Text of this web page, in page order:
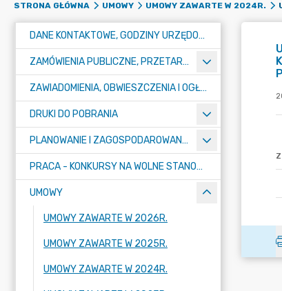
STRONA GŁÓWNA UMOWY UMOWY ZAWARTE W 2024R.
DANE KONTAKTOWE, GODZINY URZĘDOWANIA I NUMER KONTA BANKOWEGO
ZAMÓWIENIA PUBLICZNE, PRZETARGI, KONKURSY
ZAWIADOMIENIA, OBWIESZCZENIA I OGŁOSZENIA
DRUKI DO POBRANIA
PLANOWANIE I ZAGOSPODAROWANIE PRZESTRZENNE
PRACA - KONKURSY NA WOLNE STANOWISKA
UMOWY
UMOWY ZAWARTE W 2026R.
UMOWY ZAWARTE W 2025R.
UMOWY ZAWARTE W 2024R.